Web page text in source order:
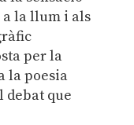
a la llum i als
per la
la poesia
debat que